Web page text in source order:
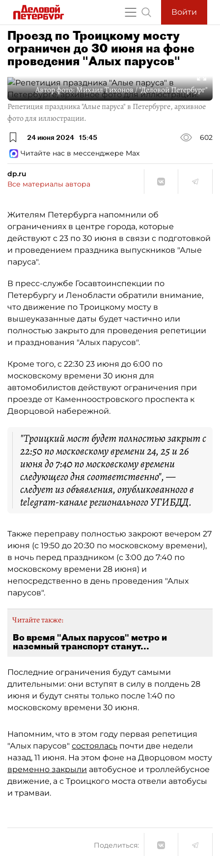
Войти
Проезд по Троицкому мосту
ограничен до 30 июня на фоне
проведения "Алых парусов"
Автор фото:Михаил Тихонов / "Деловой Петербург"
Репетиция праздника "Алые паруса" в Петербурге, архивное
фото для иллюстрации.
24 июня 2024 15:45
602
Читайте нас в мессенджере Max
dp.ru
Все материалы автора
Жителям Петербурга напомнили об
ограничениях в центре города, которые
действуют с 23 по 30 июня в связи с подготовкой
и проведением праздника выпускников "Алые
паруса".
В пресс-службе Госавтоинспекции по
Петербургу и Ленобласти обратили внимание,
что движение по Троицкому мосту в
вышеуказанные даты будет частично или
полностью закрыто для проведения репетиции
и празднования "Алых парусов".
Кроме того, с 22:30 23 июня до 6:00 по
московскому времени 30 июня для
автомобилистов действуют ограничения при
проезде от Каменноостровского проспекта к
Дворцовой набережной.
"Троицкий мост будет полностью закрыт с
22:50 по московскому времени 24, 25 и 26
июня до 7:40 по московскому времени
следующего дня соответственно", —
следует из объявления, опубликованного в
telegram-канале регионального УГИБДД.
Также переправу полностью закроют вечером 27
июня (с 19:50 до 20:30 по московскому времени),
в ночь перед праздником (с 3:00 до 7:40 по
московскому времени 28 июня) и
непосредственно в день проведения "Алых
парусов".
Читайте также:
Во время "Алых парусов" метро и
наземный транспорт станут...
Последние ограничения будут самыми
длительными: они вступят в силу в полдень 28
июня и будут сняты только после 1:40 по
московскому времени 30 июня.
Напомним, что в этом году первая репетиция
"Алых парусов" состоялась почти две недели
назад, 11 июня. На этом фоне на Дворцовом мосту
временно закрыли автобусное и троллейбусное
движение, а с Троицкого моста отвели автобусы
и трамваи.
Поделиться: